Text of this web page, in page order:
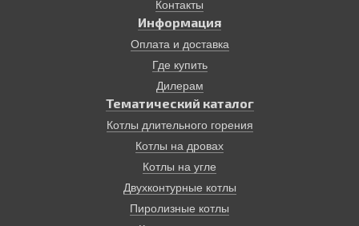
квартирах. Тем не менее подобный котел может стать
решением множества проблем. Так, он работает без
подключения электроэнергии!, на самом доступном
виде топлива в нашей стране – дровах. КПД
современных твердотопливных пиролизных котлов
достигает 85%. Эти котлы имеют терморегуляторы и
надежные системы безопасности. Время от закладки
до другой может занимать до 12 часов.
Отопление дома, основанное на твердотопливном
котле, экологически безопасно, просто и надежно.
Контакты
Информация
Оплата и доставка
Где купить
Дилерам
Тематический каталог
Котлы длительного горения
Котлы на дровах
Котлы на угле
Двухконтурные котлы
Пиролизные котлы